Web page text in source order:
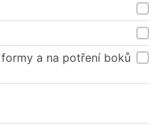
a na potření boků